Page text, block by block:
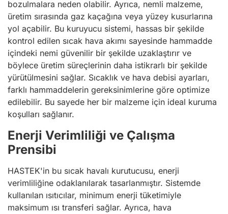
bozulmalara neden olabilir. Ayrıca, nemli malzeme,
üretim sırasında gaz kaçağına veya yüzey kusurlarına
yol açabilir. Bu kuruyucu sistemi, hassas bir şekilde
kontrol edilen sıcak hava akımı sayesinde hammadde
içindeki nemi güvenilir bir şekilde uzaklaştırır ve
böylece üretim süreçlerinin daha istikrarlı bir şekilde
yürütülmesini sağlar. Sıcaklık ve hava debisi ayarları,
farklı hammaddelerin gereksinimlerine göre optimize
edilebilir. Bu sayede her bir malzeme için ideal kuruma
koşulları sağlanır.
Enerji Verimliliği ve Çalışma
Prensibi
HASTEK'in bu sıcak havalı kurutucusu, enerji
verimliliğine odaklanılarak tasarlanmıştır. Sistemde
kullanılan ısıtıcılar, minimum enerji tüketimiyle
maksimum ısı transferi sağlar. Ayrıca, hava